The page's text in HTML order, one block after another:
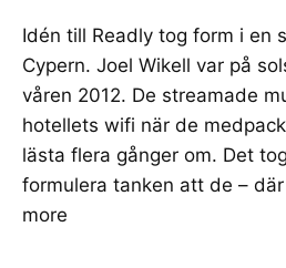
Idén till Readly tog form i en
Cypern. Joel Wikell var på
våren 2012. De streamade
hotellets wifi när de
lästa flera gånger om. Det
formulera tanken att de –
more